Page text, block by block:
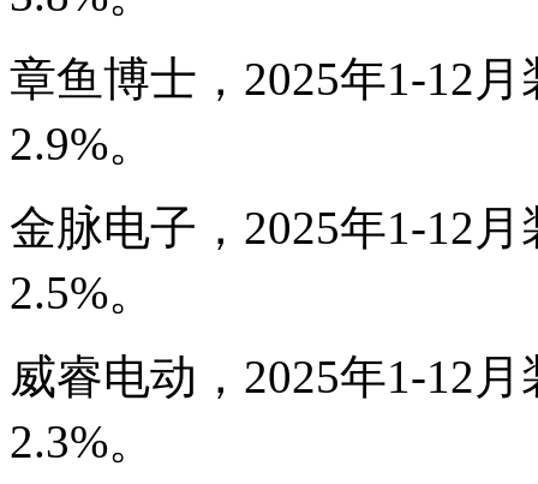
章鱼博士，2025年1-12
2.9%。
金脉电子，2025年1-12
2.5%。
威睿电动，2025年1-12
2.3%。